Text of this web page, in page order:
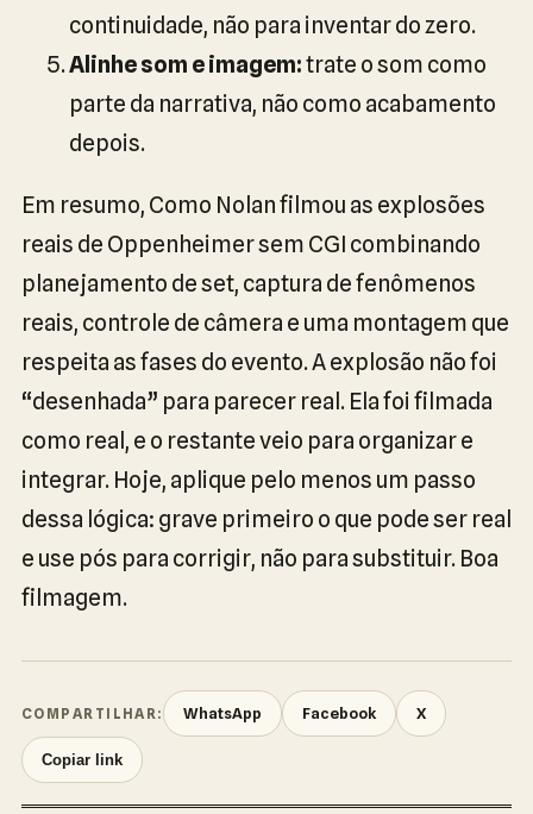
continuidade, não para inventar do zero.
Alinhe som e imagem:trate o som como
parte da narrativa, não como acabamento
depois.
Em resumo, Como Nolan filmou as explosões
reais de Oppenheimer sem CGI combinando
planejamento de set, captura de fenômenos
reais, controle de câmera e uma montagem que
respeita as fases do evento. A explosão não foi
“desenhada” para parecer real. Ela foi filmada
como real, e o restante veio para organizar e
integrar. Hoje, aplique pelo menos um passo
dessa lógica: grave primeiro o que pode ser real
e use pós para corrigir, não para substituir. Boa
filmagem.
COMPARTILHAR: WhatsApp Facebook X
Copiar link